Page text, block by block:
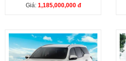
Giá: 1,185,000,000 đ